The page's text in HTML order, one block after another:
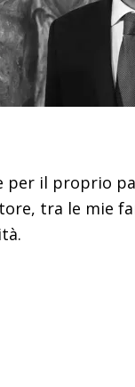
per il proprio
tra le mie